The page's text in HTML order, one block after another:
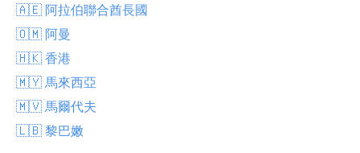
🇦🇪 阿拉伯聯合酋長國
🇴🇲 阿曼
🇭🇰 香港
🇲🇾 馬來西亞
🇲🇻 馬爾代夫
🇱🇧 黎巴嫩